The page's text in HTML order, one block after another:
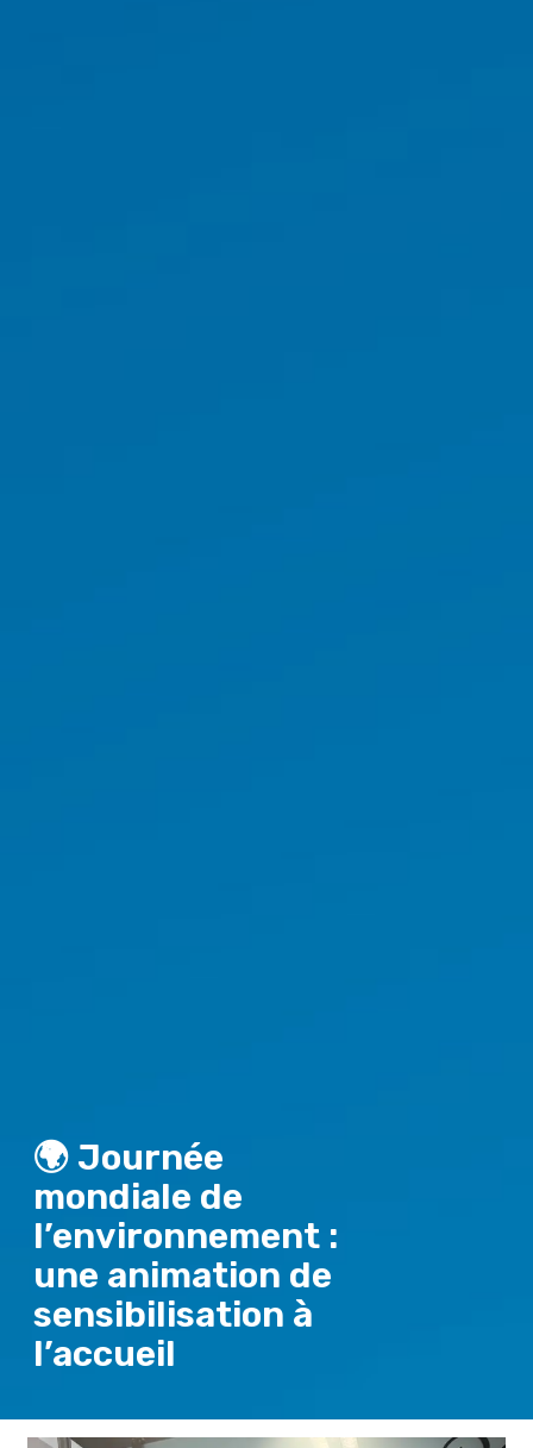
🌍 Journée
mondiale de
l’environnement :
une animation de
sensibilisation à
l’accueil